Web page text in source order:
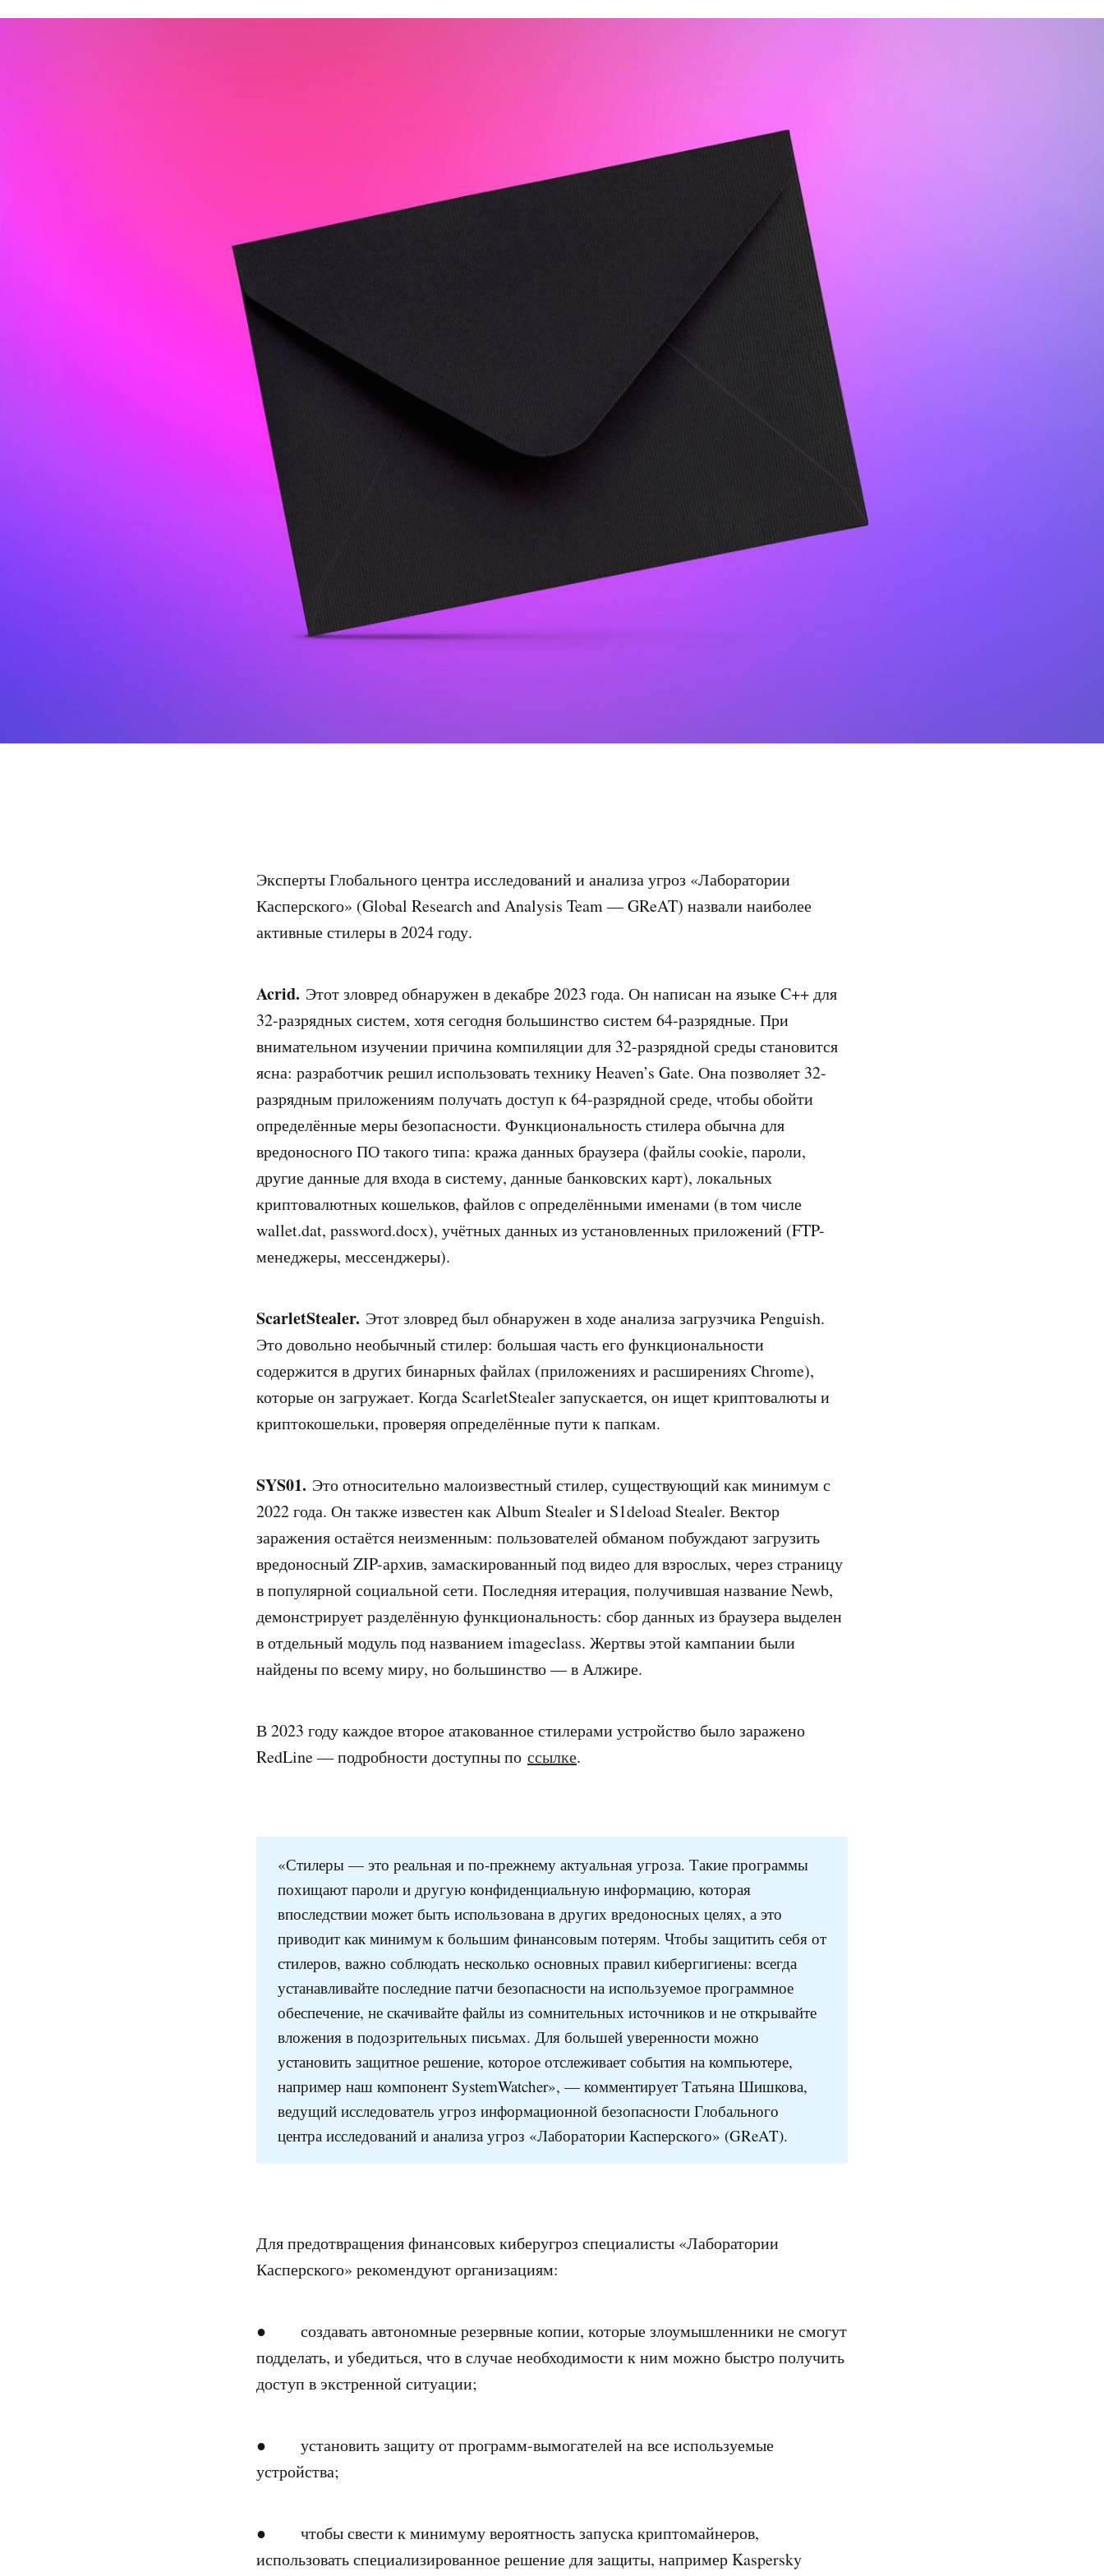
Эксперты Глобального центра исследований и анализа угроз «Лаборатории
Касперского» (Global Research and Analysis Team — GReAT) назвали наиболее
активные стилеры в 2024 году.
Acrid. Этот зловред обнаружен в декабре 2023 года. Он написан на языке C++ для
32-разрядных систем, хотя сегодня большинство систем 64-разрядные. При
внимательном изучении причина компиляции для 32-разрядной среды становится
ясна: разработчик решил использовать технику Heaven’s Gate. Она позволяет 32-
разрядным приложениям получать доступ к 64-разрядной среде, чтобы обойти
определённые меры безопасности. Функциональность стилера обычна для
вредоносного ПО такого типа: кража данных браузера (файлы cookie, пароли,
другие данные для входа в систему, данные банковских карт), локальных
криптовалютных кошельков, файлов с определёнными именами (в том числе
wallet.dat, password.docx), учётных данных из установленных приложений (FTP-
менеджеры, мессенджеры).
ScarletStealer. Этот зловред был обнаружен в ходе анализа загрузчика Penguish.
Это довольно необычный стилер: большая часть его функциональности
содержится в других бинарных файлах (приложениях и расширениях Chrome),
которые он загружает. Когда ScarletStealer запускается, он ищет криптовалюты и
криптокошельки, проверяя определённые пути к папкам.
SYS01. Это относительно малоизвестный стилер, существующий как минимум с
2022 года. Он также известен как Album Stealer и S1deload Stealer. Вектор
заражения остаётся неизменным: пользователей обманом побуждают загрузить
вредоносный ZIP-архив, замаскированный под видео для взрослых, через страницу
в популярной социальной сети. Последняя итерация, получившая название Newb,
демонстрирует разделённую функциональность: сбор данных из браузера выделен
в отдельный модуль под названием imageclass. Жертвы этой кампании были
найдены по всему миру, но большинство — в Алжире.
В 2023 году каждое второе атакованное стилерами устройство было заражено
RedLine — подробности доступны по ссылке.
«Стилеры — это реальная и по-прежнему актуальная угроза. Такие программы
похищают пароли и другую конфиденциальную информацию, которая
впоследствии может быть использована в других вредоносных целях, а это
приводит как минимум к большим финансовым потерям. Чтобы защитить себя от
стилеров, важно соблюдать несколько основных правил кибергигиены: всегда
устанавливайте последние патчи безопасности на используемое программное
обеспечение, не скачивайте файлы из сомнительных источников и не открывайте
вложения в подозрительных письмах. Для большей уверенности можно
установить защитное решение, которое отслеживает события на компьютере,
например наш компонент SystemWatcher», — комментирует Татьяна Шишкова,
ведущий исследователь угроз информационной безопасности Глобального
центра исследований и анализа угроз «Лаборатории Касперского» (GReAT).
Для предотвращения финансовых киберугроз специалисты «Лаборатории
Касперского» рекомендуют организациям:
● создавать автономные резервные копии, которые злоумышленники не смогут
подделать, и убедиться, что в случае необходимости к ним можно быстро получить
доступ в экстренной ситуации;
● установить защиту от программ-вымогателей на все используемые
устройства;
● чтобы свести к минимуму вероятность запуска криптомайнеров,
использовать специализированное решение для защиты, например Kaspersky